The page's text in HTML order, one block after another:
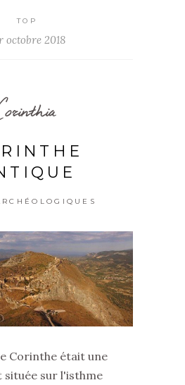
TOP
octobre 2018
Corinthe était une
située sur l'isthme